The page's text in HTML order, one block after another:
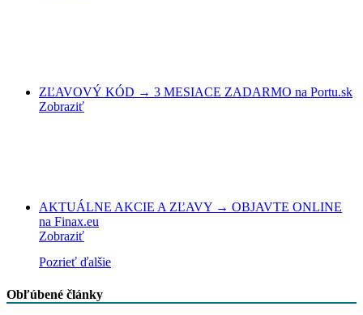
ZĽAVOVÝ KÓD → 3 MESIACE ZADARMO na Portu.sk
Zobraziť
AKTUÁLNE AKCIE A ZĽAVY → OBJAVTE ONLINE
na Finax.eu
Zobraziť
Pozrieť ďalšie
Obľúbené články